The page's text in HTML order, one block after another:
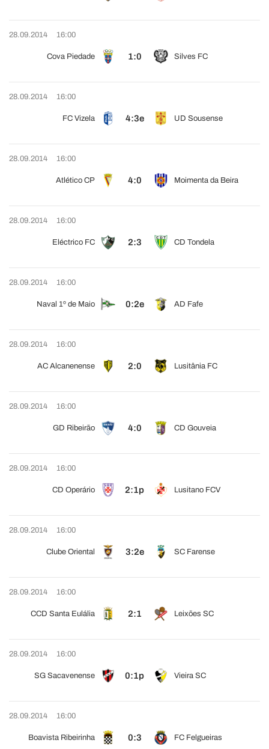
28.09.2014 16:00
Cova Piedade 1:0 Silves FC
28.09.2014 16:00
FC Vizela 4:3e UD Sousense
28.09.2014 16:00
Atlético CP 4:0 Moimenta da Beira
28.09.2014 16:00
Eléctrico FC 2:3 CD Tondela
28.09.2014 16:00
Naval 1º de Maio 0:2e AD Fafe
28.09.2014 16:00
AC Alcanenense 2:0 Lusitânia FC
28.09.2014 16:00
GD Ribeirão 4:0 CD Gouveia
28.09.2014 16:00
CD Operário 2:1p Lusitano FCV
28.09.2014 16:00
Clube Oriental 3:2e SC Farense
28.09.2014 16:00
CCD Santa Eulália 2:1 Leixões SC
28.09.2014 16:00
SG Sacavenense 0:1p Vieira SC
28.09.2014 16:00
Boavista Ribeirinha 0:3 FC Felgueiras